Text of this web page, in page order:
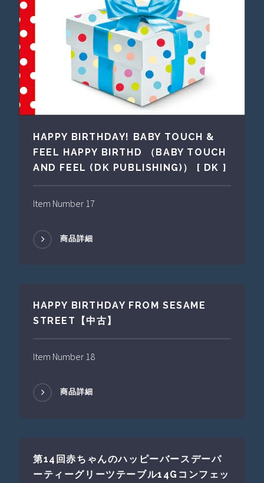
HAPPY BIRTHDAY! BABY TOUCH &
FEEL HAPPY BIRTHD （BABY TOUCH
AND FEEL (DK PUBLISHING)） [ DK ]
Item Number 17
商品詳細
HAPPY BIRTHDAY FROM SESAME
STREET【中古】
Item Number 18
商品詳細
第14回赤ちゃんのハッピーバースデーパ
ーティーグリーツテーブル14Gコンフェッ